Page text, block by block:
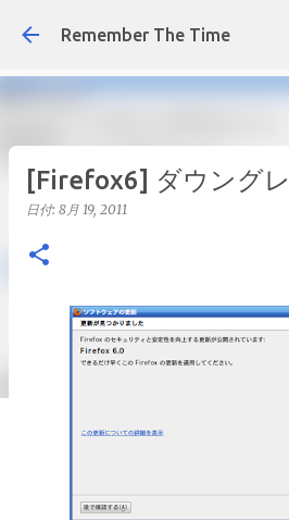
スキップしてメイン コン
Remember The Time
[Firefox6] ダウング
日付: 8月 19, 2011